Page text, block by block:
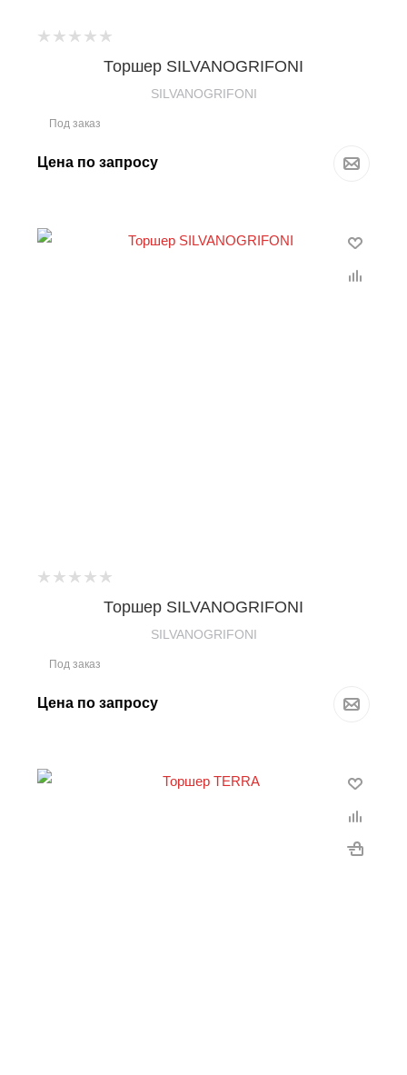
Торшер SILVANOGRIFONI
SILVANOGRIFONI
Под заказ
Цена по запросу
Торшер SILVANOGRIFONI
SILVANOGRIFONI
Под заказ
Цена по запросу